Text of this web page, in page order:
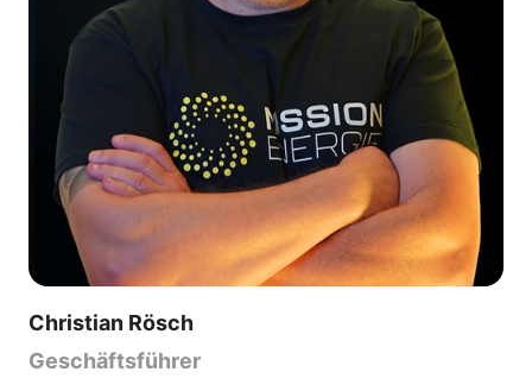
Christian Rösch
Geschäftsführer